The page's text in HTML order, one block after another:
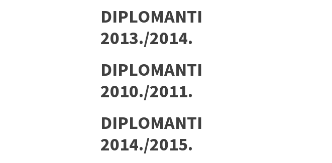
DIPLOMANTI
2013./2014.
DIPLOMANTI
2010./2011.
DIPLOMANTI
2014./2015.